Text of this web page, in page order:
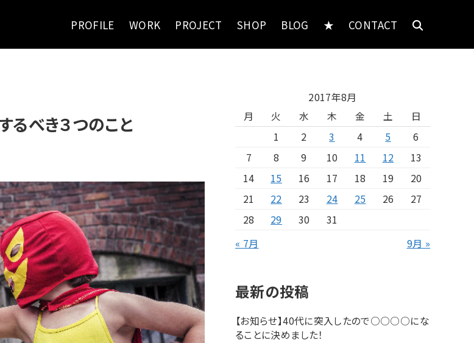
PROFILE WORK PROJECT SHOP BLOG ★ CONTACT
るべき３つのこと
2017年8月
月
火 水 木 金 土
日
1
2 3 4 5
6
7
8 9 10 11 12
13
14
15 16 17 18 19
20
21
22 23 24 25 26
27
28
29 30
31
« 7月
9月 »
最新の投稿
【お知らせ】40代に突入したので○○○○にな
ることに決めました！